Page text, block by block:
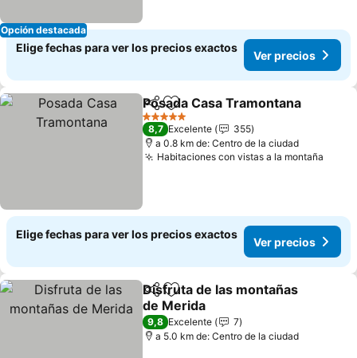
Opción destacada
Elige fechas para ver los precios exactos
Ver precios
CompartirAgregar a favoritos
Posada Casa Tramontana
5 Estrellas
8,7 Excelente
355
a 0.8 km de: Centro de la ciudad
Habitaciones con vistas a la montaña
Elige fechas para ver los precios exactos
Ver precios
CompartirAgregar a favoritos
Disfruta de las montañas
de Merida
Ver precios
9,8 Excelente
7
a 5.0 km de: Centro de la ciudad